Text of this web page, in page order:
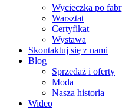
Wycieczka po
Warsztat
Certyfikat
Wystawa
Skontaktuj się z nami
Blog
Sprzedaż i oferty
Moda
Nasza historia
Wideo